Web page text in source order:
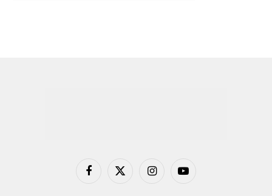
FacebookX
InstagramYouTube